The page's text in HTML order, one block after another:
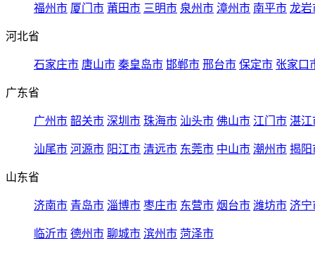
福州市 厦门市 莆田市 三明市 泉州市 漳州市 南平市 龙岩
河北省
石家庄市 唐山市 秦皇岛市 邯郸市 邢台市 保定市 张家口
广东省
广州市 韶关市 深圳市 珠海市 汕头市 佛山市 江门市 湛江
汕尾市 河源市 阳江市 清远市 东莞市 中山市 潮州市 揭阳
山东省
济南市 青岛市 淄博市 枣庄市 东营市 烟台市 潍坊市 济宁
临沂市 德州市 聊城市 滨州市 菏泽市